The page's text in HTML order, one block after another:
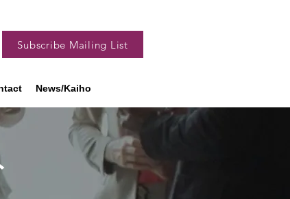
Subscribe Mailing List
News/Kaiho